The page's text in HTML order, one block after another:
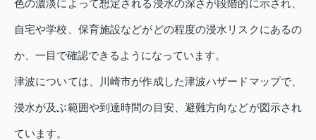
色の濃淡によって想定される浸水の深さが段階的に示され、
自宅や学校、保育施設などがどの程度の浸水リスクにあるの
か、一目で確認できるようになっています。
津波については、川崎市が作成した津波ハザードマップで、
浸水が及ぶ範囲や到達時間の目安、避難方向などが図示され
ています。